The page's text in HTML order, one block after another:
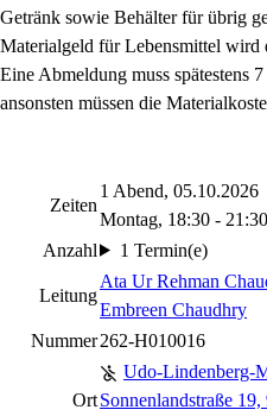
Getränk sowie Behälter für übrig
Materialgeld für Lebensmittel wird
Eine Abmeldung muss spätestens
ansonsten müssen die
Zeiten
1 Abend, 05.10.2026
Montag, 18:30 -
Anzahl
1 Termin(e)
Leitung
Ata Ur Rehman
Embreen Chaudhry
Nummer262-H010016
Ort
Udo-Lindenberg-
Sonnenlandstraße